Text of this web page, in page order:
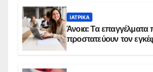
ΙΑΤΡΙΚΆ
Άνοια: Τα επαγγέλματα
προστατεύουν τον